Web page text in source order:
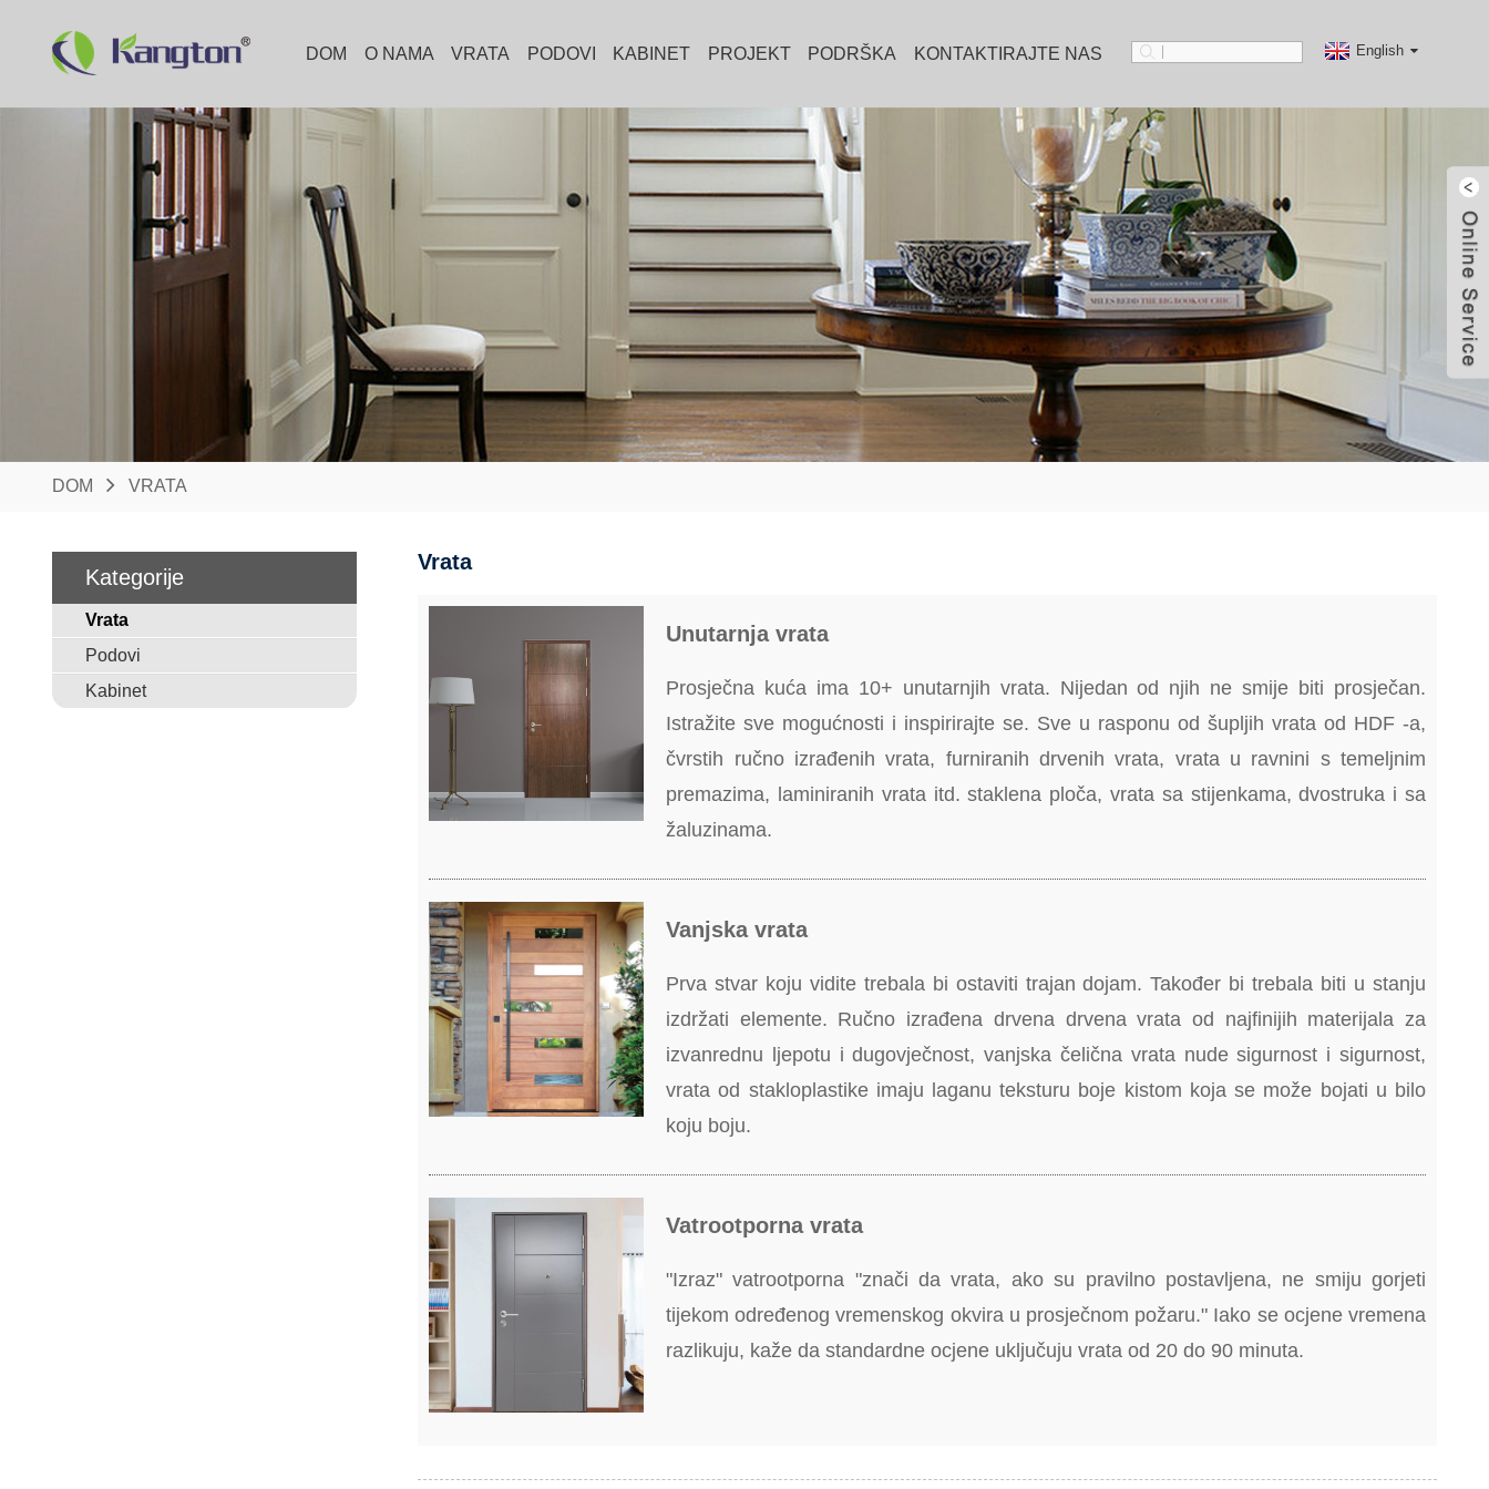
DOM O NAMA VRATA PODOVI KABINET PROJEKT PODRŠKA KONTAKTIRAJTE NAS English
DOM VRATA
Kategorije
Vrata
Podovi
Kabinet
Vrata
Unutarnja vrata
Prosječna kuća ima 10+ unutarnjih vrata. Nijedan od njih ne smije biti prosječan.
Istražite sve mogućnosti i inspirirajte se. Sve u rasponu od šupljih vrata od HDF -a,
čvrstih ručno izrađenih vrata, furniranih drvenih vrata, vrata u ravnini s temeljnim
premazima, laminiranih vrata itd. staklena ploča, vrata sa stijenkama, dvostruka i sa
žaluzinama.
Vanjska vrata
Prva stvar koju vidite trebala bi ostaviti trajan dojam. Također bi trebala biti u stanju
izdržati elemente. Ručno izrađena drvena drvena vrata od najfinijih materijala za
izvanrednu ljepotu i dugovječnost, vanjska čelična vrata nude sigurnost i sigurnost,
vrata od stakloplastike imaju laganu teksturu boje kistom koja se može bojati u bilo
koju boju.
Vatrootporna vrata
"Izraz" vatrootporna "znači da vrata, ako su pravilno postavljena, ne smiju gorjeti
tijekom određenog vremenskog okvira u prosječnom požaru." Iako se ocjene vremena
razlikuju, kaže da standardne ocjene uključuju vrata od 20 do 90 minuta.